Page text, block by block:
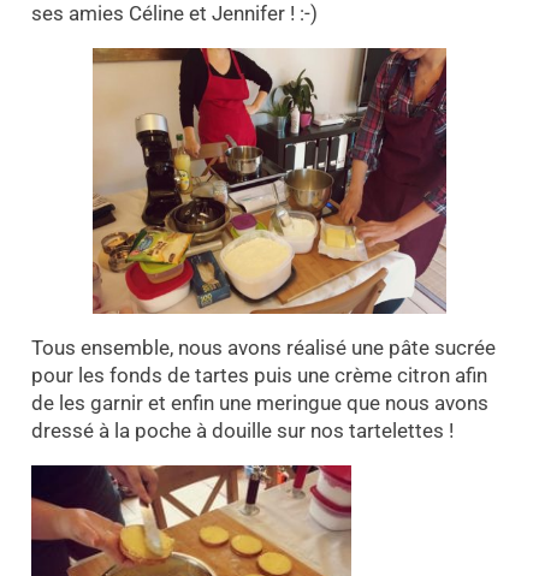
ses amies Céline et Jennifer ! :-)
Tous ensemble, nous avons réalisé une pâte sucrée
pour les fonds de tartes puis une crème citron afin
de les garnir et enfin une meringue que nous avons
dressé à la poche à douille sur nos tartelettes !